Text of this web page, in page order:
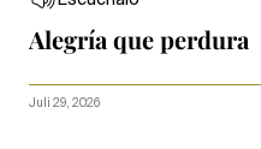
Alegría que perdura
Juli 29, 2026